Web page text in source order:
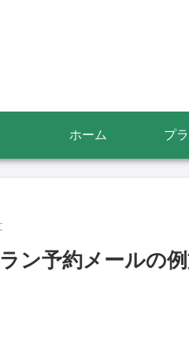
ホーム プ
ン予約メールの